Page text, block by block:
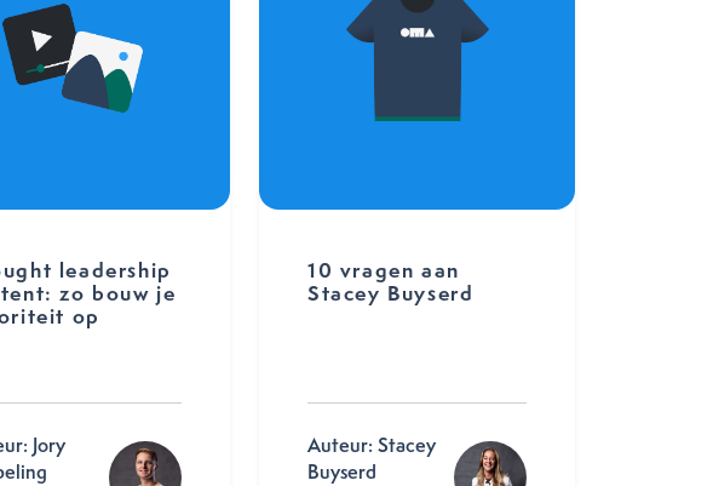
leadership
zo bouw je
op
Jory
10 vragen aan
Stacey Buyserd
Auteur: Stacey
Buyserd